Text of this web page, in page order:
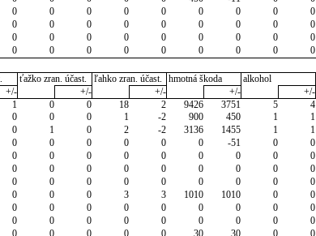
0 0 0 0 0 0 0 0 0
0 0 0 0 0 0 0 0 0
0 0 0 0 0 0 0 0 0
0 0 0 0 0 0 0 0 0
ťažko zran. účast. ľahko zran. účast. hmotná škoda alkohol
+/- +/- +/- +/- +/-
1 0 0 18 2 9426 3751 5 4
0 0 0 1 -2 900 450 1 1
0 1 0 2 -2 3136 1455 1 1
0 0 0 0 0 0 -51 0 0
0 0 0 0 0 0 0 0 0
0 0 0 0 0 0 0 0 0
0 0 0 0 0 0 0 0 0
0 0 0 3 3 1010 1010 0 0
0 0 0 0 0 0 0 0 0
0 0 0 0 0 0 0 0 0
0 0 0 0 0 30 30 0 0